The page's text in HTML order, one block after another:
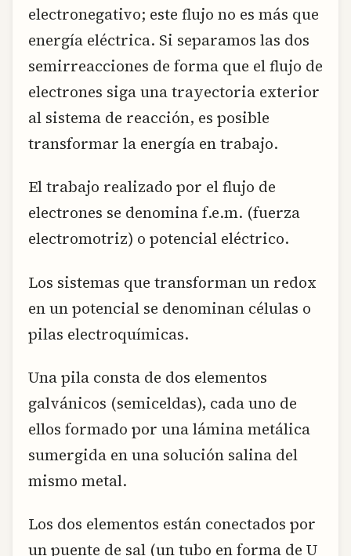
electronegativo; este flujo no es más que
energía eléctrica. Si separamos las dos
semirreacciones de forma que el flujo de
electrones siga una trayectoria exterior
al sistema de reacción, es posible
transformar la energía en trabajo.
El trabajo realizado por el flujo de
electrones se denomina f.e.m. (fuerza
electromotriz) o potencial eléctrico.
Los sistemas que transforman un redox
en un potencial se denominan células o
pilas electroquímicas.
Una pila consta de dos elementos
galvánicos (semiceldas), cada uno de
ellos formado por una lámina metálica
sumergida en una solución salina del
mismo metal.
Los dos elementos están conectados por
un puente de sal (un tubo en forma de U